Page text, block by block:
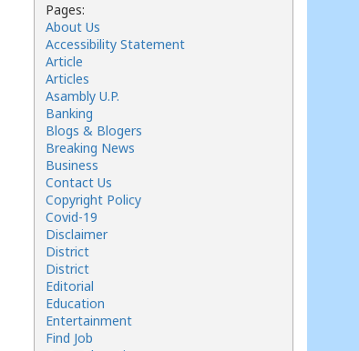
Pages:
About Us
Accessibility Statement
Article
Articles
Asambly U.P.
Banking
Blogs & Blogers
Breaking News
Business
Contact Us
Copyright Policy
Covid-19
Disclaimer
District
District
Editorial
Education
Entertainment
Find Job